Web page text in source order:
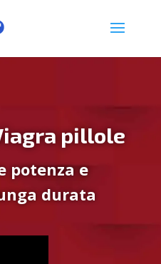
pillole
potenza e
durata